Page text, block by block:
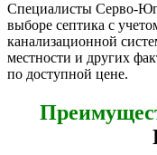
Специалисты Серво-
выборе септика с
канализационной
местности и других
по доступной цене.